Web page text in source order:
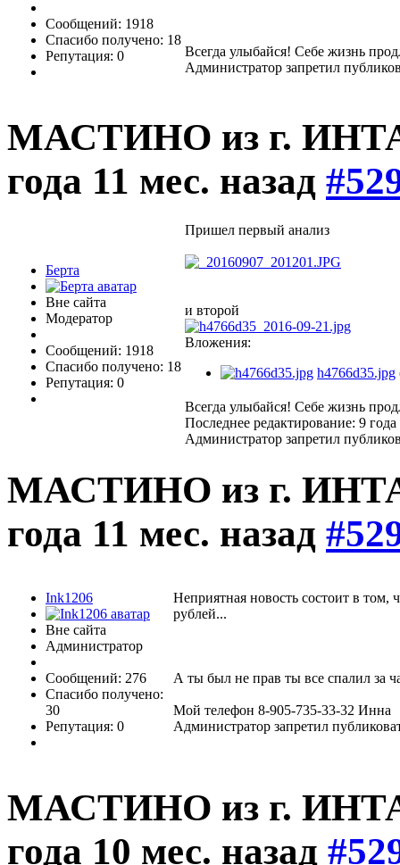
Сообщений: 1918
Спасибо получено: 18
Репутация: 0
Всегда улыбайся! Себе жизнь
Администратор запретил
МАСТИНО из г.
года 11 мес. назад
Берта
Вне сайта
Модератор
Сообщений: 1918
Спасибо получено: 18
Репутация: 0
Пришел первый анализ
и второй
Вложения:
h4766d35.jpg
Всегда улыбайся! Себе жизнь
Последнее редактирование: 9
Администратор запретил
МАСТИНО из г.
года 11 мес. назад
Ink1206
Вне сайта
Администратор
Сообщений: 276
Спасибо получено:
30
Репутация: 0
Неприятная новость состоит в том,
рублей...
А ты был не прав ты все спалил за
Мой телефон 8-905-735-33-32 Инна
Администратор запретил
МАСТИНО из г.
года 10 мес. назад